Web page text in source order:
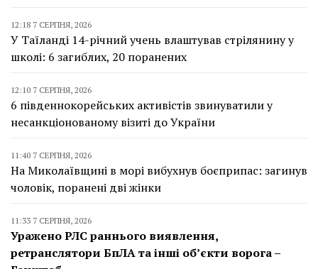
12:18 7 СЕРПНЯ, 2026
У Таїланді 14-річний учень влаштував стрілянину у
школі: 6 загиблих, 20 поранених
12:10 7 СЕРПНЯ, 2026
6 південнокорейських активістів звинуватили у
несанкціонованому візиті до України
11:40 7 СЕРПНЯ, 2026
На Миколаївщині в морі вибухнув боєприпас: загинув
чоловік, поранені дві жінки
11:33 7 СЕРПНЯ, 2026
Уражено РЛС раннього виявлення,
ретранслятори БпЛА та інші об’єкти ворога –